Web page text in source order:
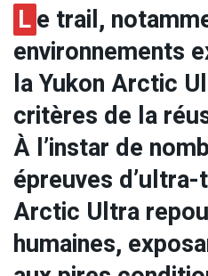
Le trail,
environnements
la Yukon Arctic
critères de la
À l’instar de
épreuves
Arctic Ultra
humaines,